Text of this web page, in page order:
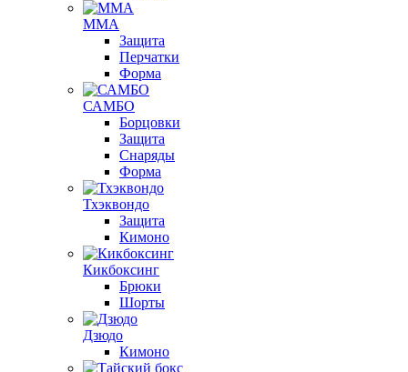
ММА
Защита
Перчатки
Форма
САМБО
Борцовки
Защита
Снаряды
Форма
Тхэквондо
Защита
Кимоно
Кикбоксинг
Брюки
Шорты
Дзюдо
Кимоно